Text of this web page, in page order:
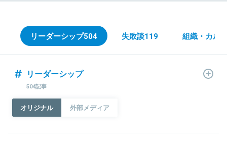
リーダーシップ504 失敗談119 組織・カル
リーダーシップ
504記事
オリジナル 外部メディア